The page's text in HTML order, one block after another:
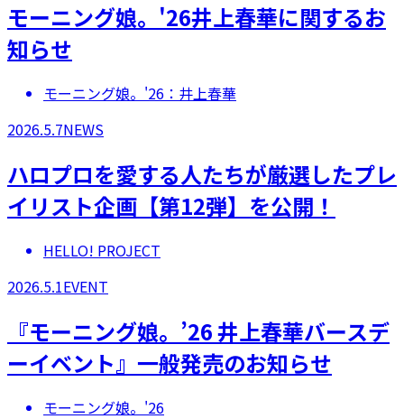
モーニング娘。'26井上春華に関するお
知らせ
モーニング娘。'26：井上春華
2026.5.7NEWS
ハロプロを愛する人たちが厳選したプレ
イリスト企画【第12弾】を公開！
HELLO! PROJECT
2026.5.1EVENT
『モーニング娘。’26 井上春華バースデ
ーイベント』一般発売のお知らせ
モーニング娘。'26